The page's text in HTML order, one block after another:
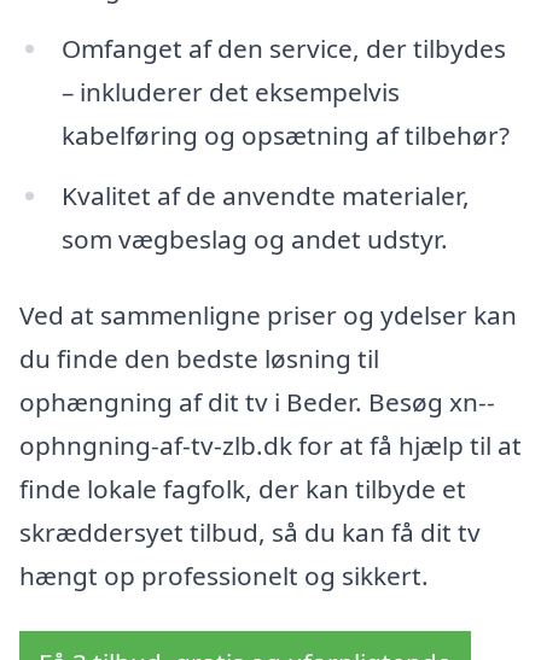
Omfanget af den service, der tilbydes
– inkluderer det eksempelvis
kabelføring og opsætning af tilbehør?
Kvalitet af de anvendte materialer,
som vægbeslag og andet udstyr.
Ved at sammenligne priser og ydelser kan
du finde den bedste løsning til
ophængning af dit tv i Beder. Besøg xn--
ophngning-af-tv-zlb.dk for at få hjælp til at
finde lokale fagfolk, der kan tilbyde et
skræddersyet tilbud, så du kan få dit tv
hængt op professionelt og sikkert.